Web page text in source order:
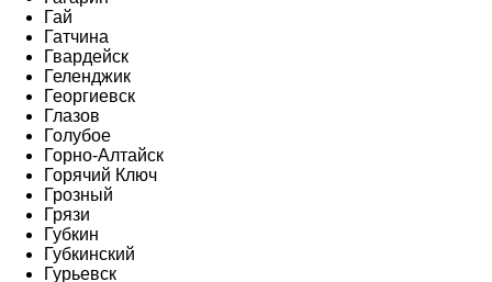
Гай
Гатчина
Гвардейск
Геленджик
Георгиевск
Глазов
Голубое
Горно-Алтайск
Горячий Ключ
Грозный
Грязи
Губкин
Губкинский
Гурьевск